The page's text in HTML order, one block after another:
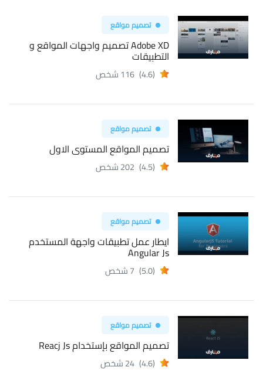
تصميم مواقع
Adobe XD تصميم واجهات المواقع و
التطبيقات
(4.6) 116 شخص
تصميم مواقع
تصميم المواقع المستوى الاول
(4.5) 202 شخص
تصميم مواقع
ايطار عمل تطبيقات واجهة المستخدم
Angular Js
(5.0) 7 شخص
تصميم مواقع
تصميم المواقع بإستخدام Reacj Js
(4.6) 24 شخص